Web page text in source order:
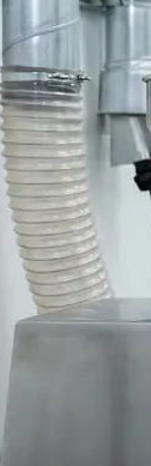
Kingdom)
States)
America)